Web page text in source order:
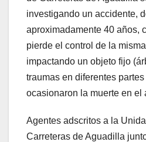
investigando un accidente,
aproximadamente 40 años,
pierde el control de la
impactando un objeto fijo
traumas en diferentes
ocasionaron la muerte en el
Agentes adscritos a la
Carreteras de Aguadilla